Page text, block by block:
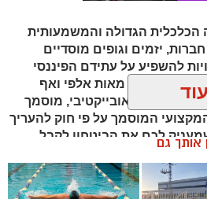
הגדולה והמשמעותית
יזמים וגופים מוסדיים
להשפיע על עתידם הפיננסי
על הכף מאות אלפי ואף
איש מקצוע אובייקטיבי, מוסמך
המוסמך על פי חוק להעריך
לכם את הביטחון לקבלאותך גם